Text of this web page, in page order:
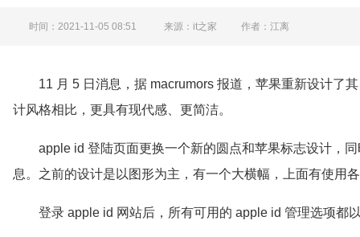
时间：2021-11-05 08:51 来源：it之家 作者：江离
11 月 5 日消息，据 macrumors 报道，苹果重新设计了
计风格相比，更具有现代感、更简洁。
apple id 登陆页面更换一个新的圆点和苹果标志设计，
息。之前的设计是以图形为主，有一个大横幅，上面有使用
登录 apple id 网站后，所有可用的 apple id 管理选项都